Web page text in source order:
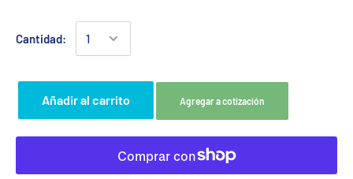
Cantidad:
Añadir al carrito Agregar a cotización